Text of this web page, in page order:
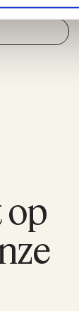
op